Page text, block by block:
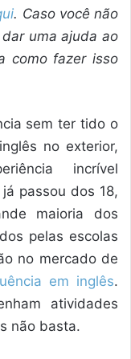
. Caso você não
uma ajuda ao
como fazer isso
sem ter tido o
no exterior,
incrível
passou dos 18,
maioria dos
pelas escolas
no mercado de
em inglês.
atividades
não basta.